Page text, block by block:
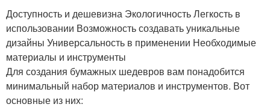
Доступность и дешевизна Экологичность Легкость в
использовании Возможность создавать уникальные
дизайны Универсальность в применении Необходимые
материалы и инструменты
Для создания бумажных шедевров вам понадобится
минимальный набор материалов и инструментов. Вот
основные из них: